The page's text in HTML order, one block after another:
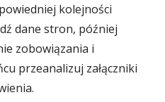
kolejności
dane stron, później
zobowiązania i
przeanalizuj załączniki